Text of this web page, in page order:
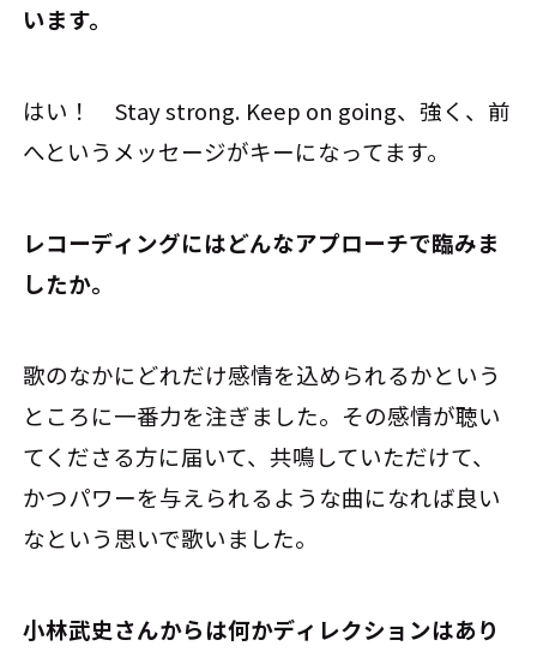
います。
はい！ Stay strong. Keep on going、強く、前
へというメッセージがキーになってます。
――レコーディングにはどんなアプローチで臨みま
したか。
歌のなかにどれだけ感情を込められるかという
ところに一番力を注ぎました。その感情が聴い
てくださる方に届いて、共鳴していただけて、
かつパワーを与えられるような曲になれば良い
なという思いで歌いました。
――小林武史さんからは何かディレクションはあり